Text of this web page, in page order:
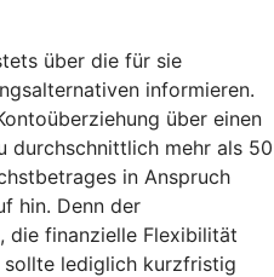
über die für sie
informieren.
über einen
durchschnittlich mehr als 50
in Anspruch
hin. Denn der
die finanzielle Flexibilität
lediglich kurzfristig